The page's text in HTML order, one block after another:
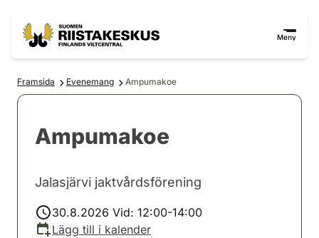
Meny
Framsida Evenemang Ampumakoe
Ampumakoe
Jalasjärvi jaktvårdsförening
30.8.2026 Vid: 12:00-14:00
Lägg till i kalender